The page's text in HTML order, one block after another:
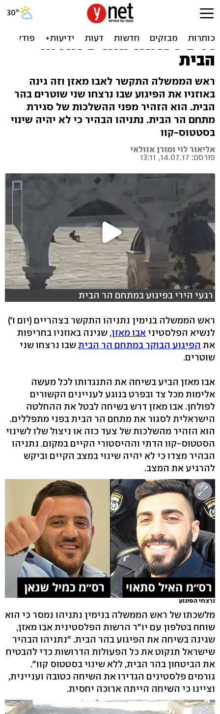
אבו מאזן שוחח עם נתניהו
וגינה בחריפות את הפיגוע,
דרש לפתוח מחדש את הר
הבית
ראש הממשלה התקשר לאבו מאזן וזה גינה
באוזניו את הפיגוע שבו נרצחו שני שוטרים בהר
הבית. הוא הזהיר מפני ההשלכות של סגירת
מתחם הר הבית. נתניהו הבהיר כי לא יהיה שינוי
בסטטוס-קוו
אליאור לוי ומורן אזולאי
פורסם: 14.07.17, 13:11
רגעי הירי בפיגוע במתחם הר הבית
ראש הממשלה בנימין נתניהו התקשר בצהריים (יום ו')
לנשיא הפלסטיני אבו מאזן, שגינה באוזניו בחריפות
את הפיגוע הבוקר במתחם הר הביתשבו נרצחו שני
שוטרים.
אבו מאזן הביע בשיחה את התנגדותו לכל מעשה
אלימות מכל צד ובפרט בנוגע לעניינים הקשורים
לפולחן. אבו מאזן דרש בשיחה לבטל את ההחלטה
הישראלית לסגור את מתחם הר הבית בפני מתפללים.
הוא הזהיר מהשלכות של צעד כזה או ניצול שלו לשינוי
הסטטוס-קוו הדתי וההיסטורי הקיים במקום. נתניהו
הבהיר מצדו כי לא יהיה שינוי במצב הקיים וביקש
להרגיע את המצב.
נרצחי הפיגוע
מלשכתו של ראש הממשלה בנימין נתניהו נמסר כי הוא
שוחח בטלפון עם יו"ר הרשות הפלסטינית אבו מאזן,
שגינה בשיחה את הפיגוע בהר הבית. "נתניהו הבהיר
שישראל תנקוט את כל הפעולות הדרושות כדי להבטיח
את הביטחון בהר הבית, ללא שינוי בסטטוס קוו".
גורמים פלסטינים הגדירו את השיחה כטובה ועניינית,
וציינו כי השיחה הייתה ארוכה יחסית.